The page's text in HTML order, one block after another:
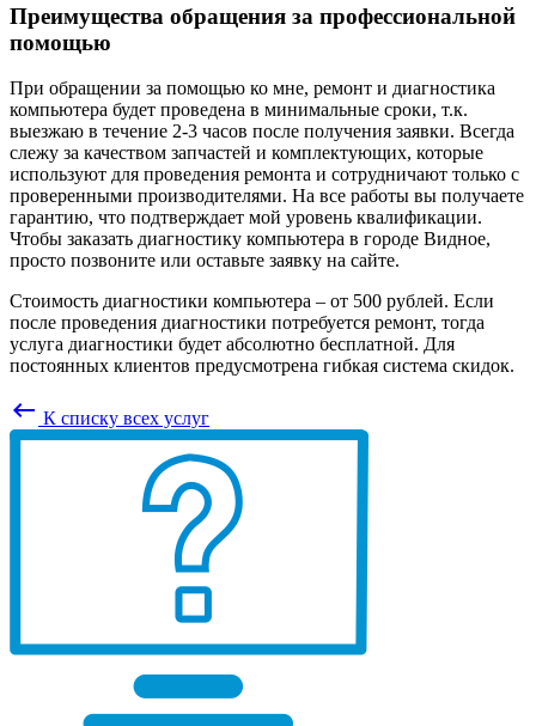
Преимущества обращения за профессиональной
помощью
При обращении за помощью ко мне, ремонт и диагностика
компьютера будет проведена в минимальные сроки, т.к.
выезжаю в течение 2-3 часов после получения заявки. Всегда
слежу за качеством запчастей и комплектующих, которые
используют для проведения ремонта и сотрудничают только с
проверенными производителями. На все работы вы получаете
гарантию, что подтверждает мой уровень квалификации.
Чтобы заказать диагностику компьютера в городе Видное,
просто позвоните или оставьте заявку на сайте.
Стоимость диагностики компьютера – от 500 рублей. Если
после проведения диагностики потребуется ремонт, тогда
услуга диагностики будет абсолютно бесплатной. Для
постоянных клиентов предусмотрена гибкая система скидок.
keyboard_backspace К списку всех услуг